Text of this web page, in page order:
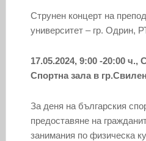
Струнен концерт на
университет – гр.
17.05.2024, 9:00 -20:00
Спортна зала в
За деня на българския
предоставяне на
занимания по